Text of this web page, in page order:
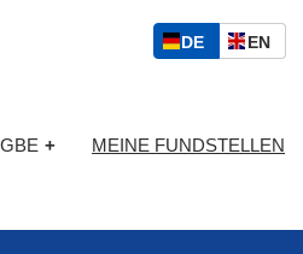
S
p
c
DED
S
ENE
I
H
+ MEINE FUNDSTELLEN